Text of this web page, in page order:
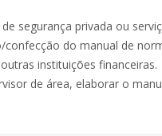
segurança privada ou
confecção do manual de
instituições financeiras.
de área, elaborar o